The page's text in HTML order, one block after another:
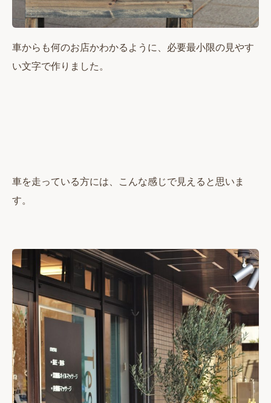
車からも何のお店かわかるように、必要最小限の見やす
い文字で作りました。
車を走っている方には、こんな感じで見えると思いま
す。